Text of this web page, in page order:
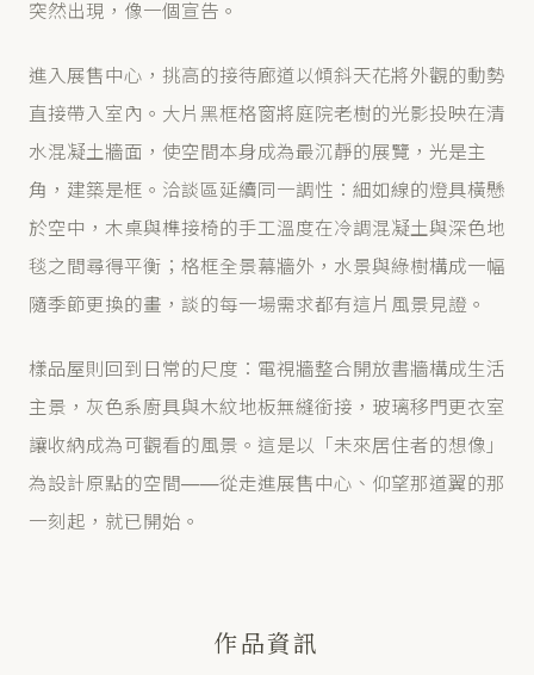
突然出現，像一個宣告。
進入展售中心，挑高的接待廊道以傾斜天花將外觀的動勢
直接帶入室內。大片黑框格窗將庭院老樹的光影投映在清
水混凝土牆面，使空間本身成為最沉靜的展覽，光是主
角，建築是框。洽談區延續同一調性：細如線的燈具橫懸
於空中，木桌與榫接椅的手工溫度在冷調混凝土與深色地
毯之間尋得平衡；格框全景幕牆外，水景與綠樹構成一幅
隨季節更換的畫，談的每一場需求都有這片風景見證。
樣品屋則回到日常的尺度：電視牆整合開放書牆構成生活
主景，灰色系廚具與木紋地板無縫銜接，玻璃移門更衣室
讓收納成為可觀看的風景。這是以「未來居住者的想像」
為設計原點的空間——從走進展售中心、仰望那道翼的那
一刻起，就已開始。
作品資訊